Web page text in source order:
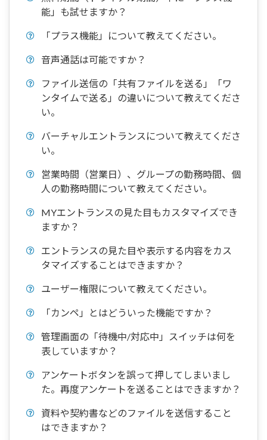
能」も試せますか？
「プラス機能」について教えてください。
音声通話は可能ですか？
ファイル送信の「共有ファイルを送る」「ワ
ンタイムで送る」の違いについて教えてくださ
い。
バーチャルエントランスについて教えてくださ
い。
営業時間（営業日）、グループの勤務時間、個
人の勤務時間について教えてください。
MYエントランスの見た目もカスタマイズでき
ますか？
エントランスの見た目や表示する内容をカス
タマイズすることはできますか？
ユーザー権限について教えてください。
「カンペ」とはどういった機能ですか？
管理画面の「待機中/対応中」スイッチは何を
表していますか？
アンケートボタンを誤って押してしまいまし
た。再度アンケートを送ることはできますか？
資料や契約書などのファイルを送信すること
はできますか？